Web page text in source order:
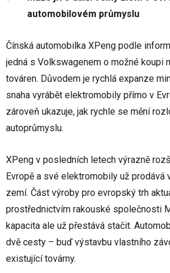
automobilovém průmyslu
Čínská automobilka XPeng podle
jedná s Volkswagenem o možné koupi
továren. Důvodem je rychlá expanze
snaha vyrábět elektromobily přímo v
zároveň ukazuje, jak rychle se mění
autoprůmyslu.
XPeng v posledních letech výrazně
Evropě a své elektromobily už
zemí. Část výroby pro evropský trh
prostřednictvím rakouské společnosti
kapacita ale už přestává stačit.
dvě cesty – buď výstavbu vlastního
existující továrny.